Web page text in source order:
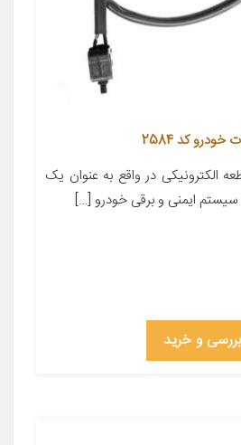
کد 2584
الکترونیکی در واقع به عنوان یک
ایمنی و برقی خودرو […]
بررسی و خرید